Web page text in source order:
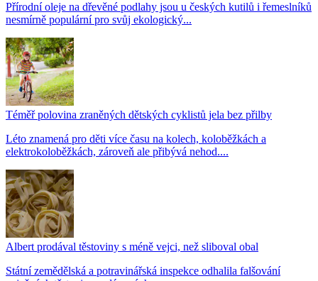
Přírodní oleje na dřevěné podlahy jsou u českých kutilů i řemeslníků
nesmírně populární pro svůj ekologický...
Téměř polovina zraněných dětských cyklistů jela bez přilby
Léto znamená pro děti více času na kolech, koloběžkách a
elektrokoloběžkách, zároveň ale přibývá nehod....
Albert prodával těstoviny s méně vejci, než sliboval obal
Státní zemědělská a potravinářská inspekce odhalila falšování